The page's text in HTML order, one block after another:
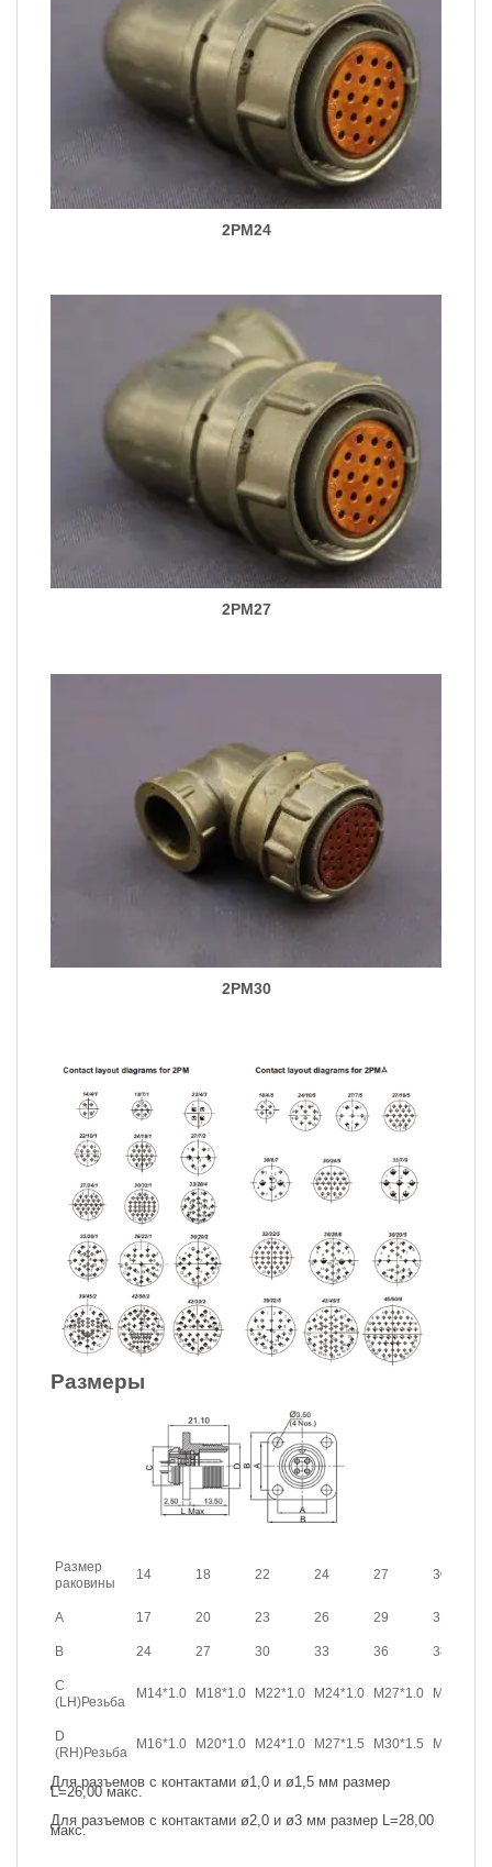
2PM24
2PM27
2PM30
Размеры
Размер
раковины
14 18 22 24 27 30
A 17 20 23 26 29 31
B 24 27 30 33 36 38
C
(LH)Резьба
M14*1.0 M18*1.0 M22*1.0 M24*1.0 M27*1.0 M30*1.0
D
(RH)Резьба
M16*1.0 M20*1.0 M24*1.0 M27*1.5 M30*1.5 M33*1.5
Для разъемов с контактами ø1,0 и ø1,5 мм размер
L=26,00 макс.
Для разъемов с контактами ø2,0 и ø3 мм размер L=28,00
макс.